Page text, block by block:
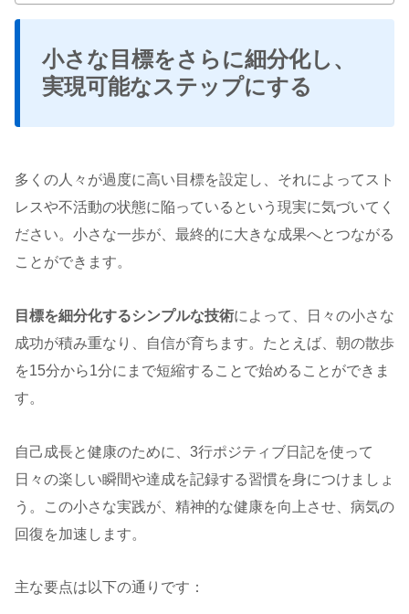
小さな目標をさらに細分化し、
実現可能なステップにする
多くの人々が過度に高い目標を設定し、それによってスト
レスや不活動の状態に陥っているという現実に気づいてく
ださい。小さな一歩が、最終的に大きな成果へとつながる
ことができます。
目標を細分化するシンプルな技術によって、日々の小さな
成功が積み重なり、自信が育ちます。たとえば、朝の散歩
を15分から1分にまで短縮することで始めることができま
す。
自己成長と健康のために、3行ポジティブ日記を使って
日々の楽しい瞬間や達成を記録する習慣を身につけましょ
う。この小さな実践が、精神的な健康を向上させ、病気の
回復を加速します。
主な要点は以下の通りです：